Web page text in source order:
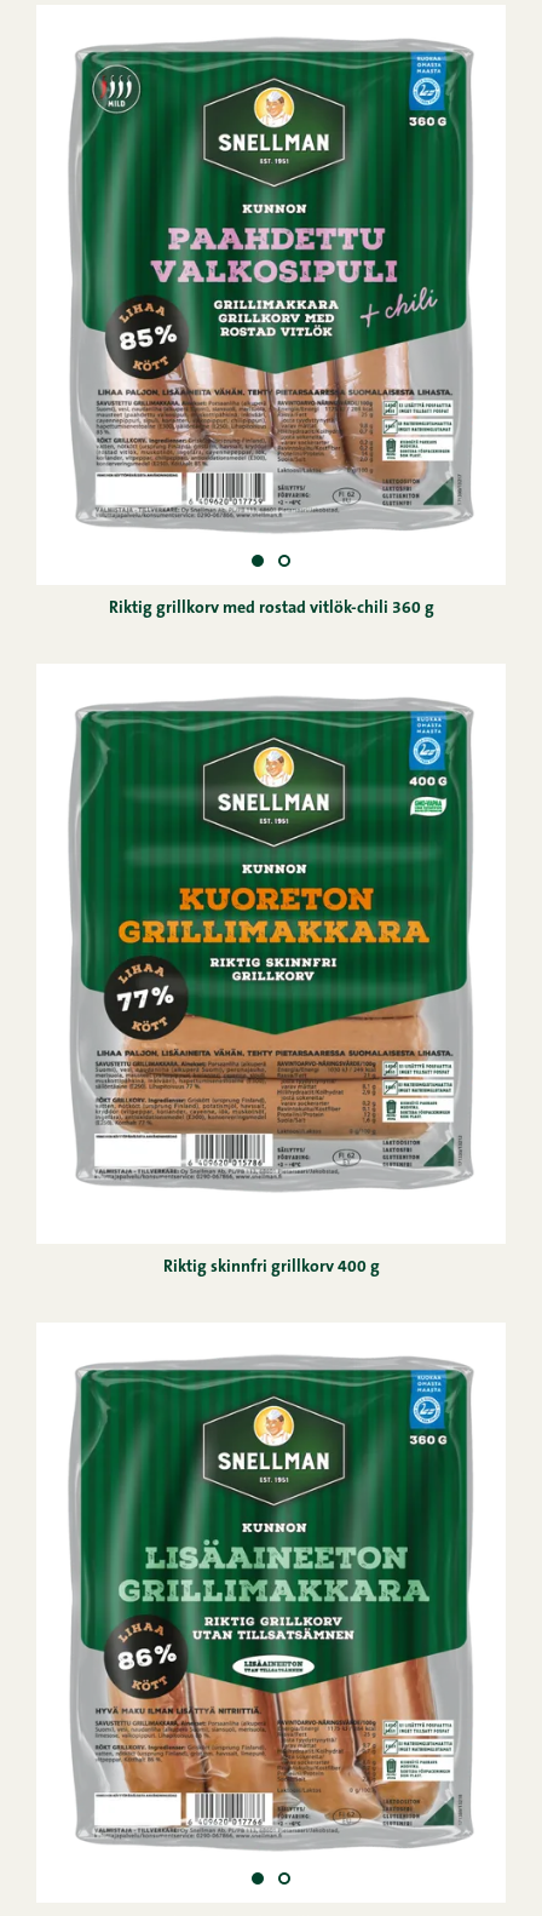
Riktig grillkorv med rostad vitlök-chili 360 g
Riktig skinnfri grillkorv 400 g